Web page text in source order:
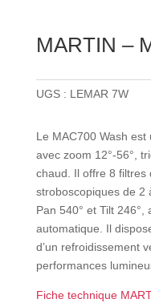
MARTIN –
UGS : LEMAR 7W
Le MAC700 Wash
avec zoom 12°-56°,
chaud. Il offre 8 filtres
stroboscopiques de 2
Pan 540° et Tilt
automatique. Il
d’un refroidissement
performances
Fiche technique